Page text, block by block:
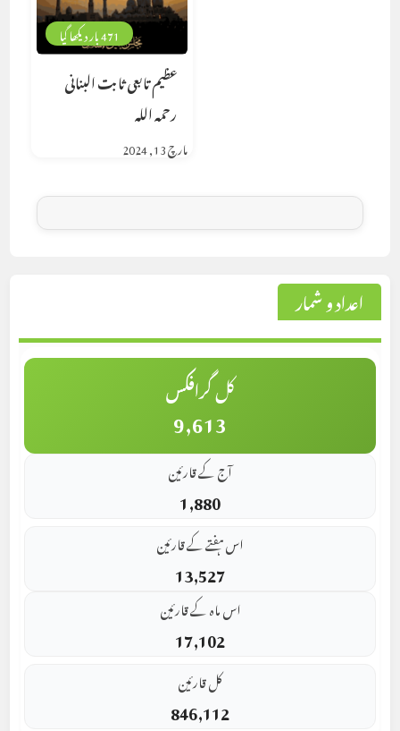
471 بار دیکھا گیا
عظیم تابعی ثابت البنانی
رحمہ اللہ
مارچ 13, 2024
اعداد و شمار
کل گرافکس
9,613
آج کے قارئین
1,880
اس ہفتے کے قارئین
13,527
اس ماہ کے قارئین
17,102
کل قارئین
846,112